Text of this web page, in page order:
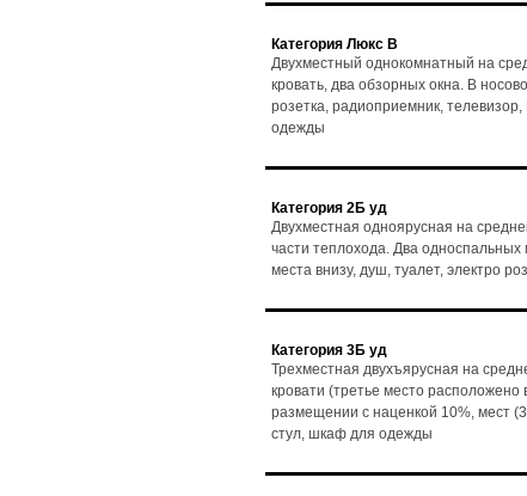
Категория Люкс В
Двухместный однокомнатный на
кровать, два обзорных окна. В
розетка, радиоприемник,
одежды
Категория 2Б уд
Двухместная одноярусная на
части теплохода. Два
места внизу, душ, туалет, электро
Категория 3Б уд
Трехместная двухъярусная на
кровати (третье место
размещении с наценкой 10%, мест
стул, шкаф для одежды